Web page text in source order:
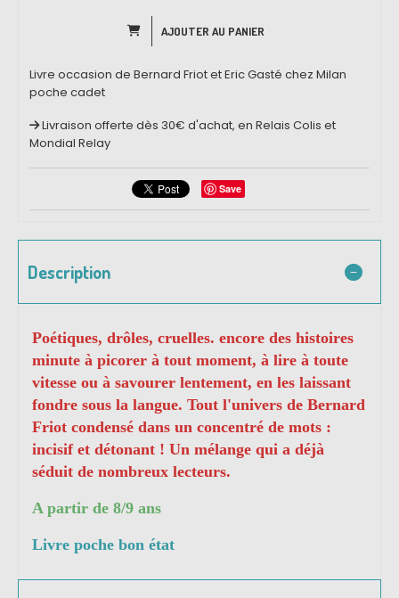
AJOUTER AU PANIER
Livre occasion de Bernard Friot et Eric Gasté chez Milan
poche cadet
Livraison offerte dès 30€ d'achat, en Relais Colis et
Mondial Relay
Save
Description
Poétiques, drôles, cruelles. encore des histoires
minute à picorer à tout moment, à lire à toute
vitesse ou à savourer lentement, en les laissant
fondre sous la langue. Tout l'univers de Bernard
Friot condensé dans un concentré de mots :
incisif et détonant ! Un mélange qui a déjà
séduit de nombreux lecteurs.
A partir de 8/9 ans
Livre poche bon état